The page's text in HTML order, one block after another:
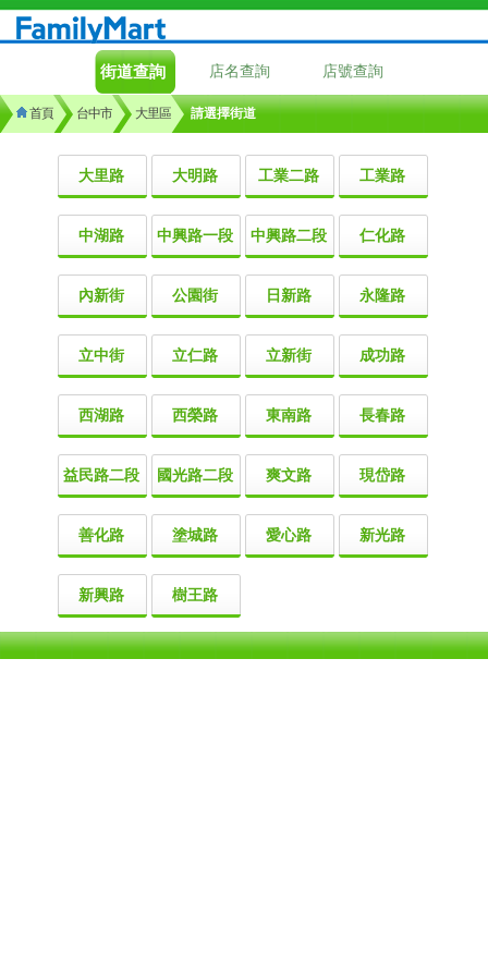
街道查詢 店名查詢 店號查詢
首頁 台中市 大里區 請選擇街道
大里路 大明路 工業二路 工業路
中湖路 中興路一段 中興路二段 仁化路
內新街 公園街 日新路 永隆路
立中街 立仁路 立新街 成功路
西湖路 西榮路 東南路 長春路
益民路二段 國光路二段 爽文路 現岱路
善化路 塗城路 愛心路 新光路
新興路 樹王路